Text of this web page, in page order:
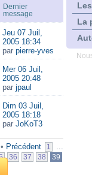
La
Dernier
message
Jeu 07 Juil,
2005 18:34
par pierre-yves
Mer 06 Juil,
2005 20:48
par jpaul
Dim 03 Juil,
2005 18:18
par JoKoT3
• Précédent 1 ...
36 37 38 39